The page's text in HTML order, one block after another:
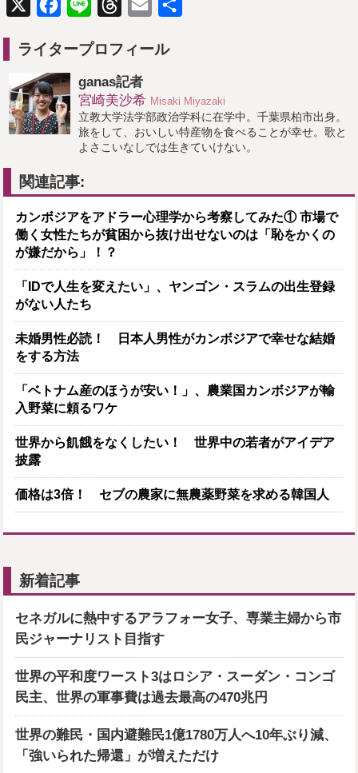
X Facebook
Line ThreadsEmail
ライタープロフィール
ganas記者
宮崎美沙希 Misaki Miyazaki
立教大学法学部政治学科に在学中。千葉県柏市出身。
旅をして、おいしい特産物を食べることが幸せ。歌と
よさこいなしでは生きていけない。
関連記事:
カンボジアをアドラー心理学から考察してみた① 市場で
働く女性たちが貧困から抜け出せないのは「恥をかくの
が嫌だから」！？
「IDで人生を変えたい」、ヤンゴン・スラムの出生登録
がない人たち
未婚男性必読！ 日本人男性がカンボジアで幸せな結婚
をする方法
「ベトナム産のほうが安い！」、農業国カンボジアが輸
入野菜に頼るワケ
世界から飢餓をなくしたい！ 世界中の若者がアイデア
披露
価格は3倍！ セブの農家に無農薬野菜を求める韓国人
新着記事
セネガルに熱中するアラフォー女子、専業主婦から市
民ジャーナリスト目指す
世界の平和度ワースト3はロシア・スーダン・コンゴ
民主、世界の軍事費は過去最高の470兆円
世界の難民・国内避難民1億1780万人へ10年ぶり減、
「強いられた帰還」が増えただけ